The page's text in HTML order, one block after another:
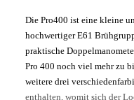
Die Pro400 ist eine kleine
hochwertiger E61
praktische
Pro 400 noch viel mehr zu
weitere drei
enthalten, womit sich der